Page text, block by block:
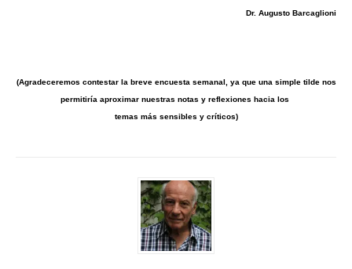
Dr. Augusto Barcaglioni
(Agradeceremos contestar la breve encuesta semanal, ya que una simple tilde nos
permitiría aproximar nuestras notas y reflexiones hacia los
temas más sensibles y críticos)